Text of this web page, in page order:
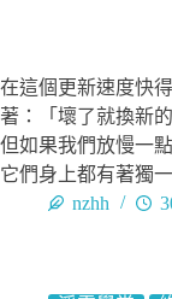
在這個更新速度快
著：「壞了就換新的
但如果我們放慢一
它們身上都有著獨
nzhh